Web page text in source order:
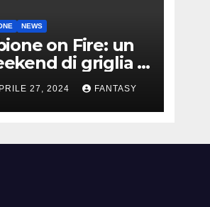
NEWS
on Fire: un
di griglia e
in Piazza
27, 2024 FANTASY